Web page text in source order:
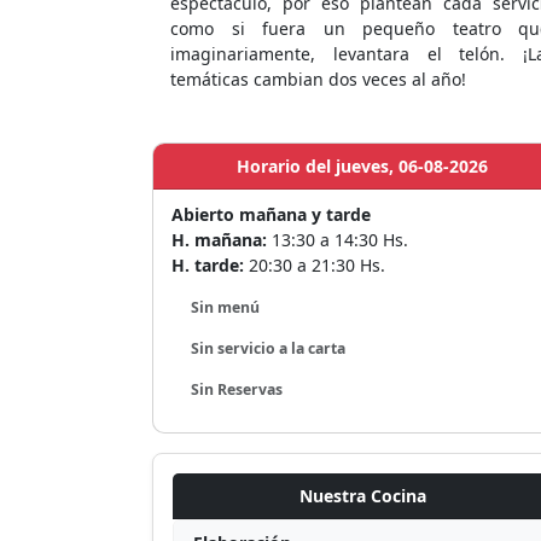
como si fuera un pequeño teatro
imaginariamente, levantara el telón.
temáticas cambian dos veces al año!
Horario del jueves, 06-08-2026
Abierto mañana y tarde
H. mañana: 13:30 a 14:30 Hs.
H. tarde: 20:30 a 21:30 Hs.
Sin menú
Sin servicio a la carta
Sin Reservas
Nuestra Cocina